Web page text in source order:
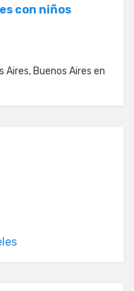
con niños
Aires, Buenos Aires en